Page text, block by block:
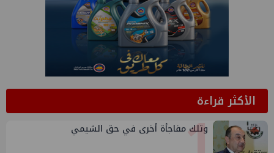
الأكثر قراءة
وتلك مفاجأة أخرى في حق الشيمي